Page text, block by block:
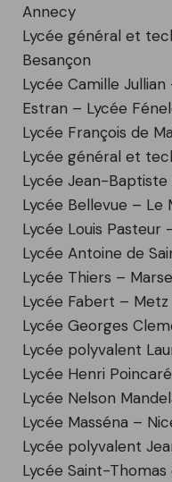
Annecy
Lycée général et
Besançon
Lycée Camille
Estran – Lycée
Lycée François de
Lycée général et
Lycée Jean-
Lycée Bellevue – Le
Lycée Louis Pasteur
Lycée Antoine de
Lycée Thiers –
Lycée Fabert – Metz
Lycée Georges
Lycée polyvalent
Lycée Henri
Lycée Nelson
Lycée Masséna –
Lycée polyvalent
Lycée Saint-Thomas